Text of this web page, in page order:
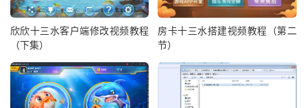
欣欣十三水客户端修改视频教程
（下集）
房卡十三水搭建视频教程（第二
节）